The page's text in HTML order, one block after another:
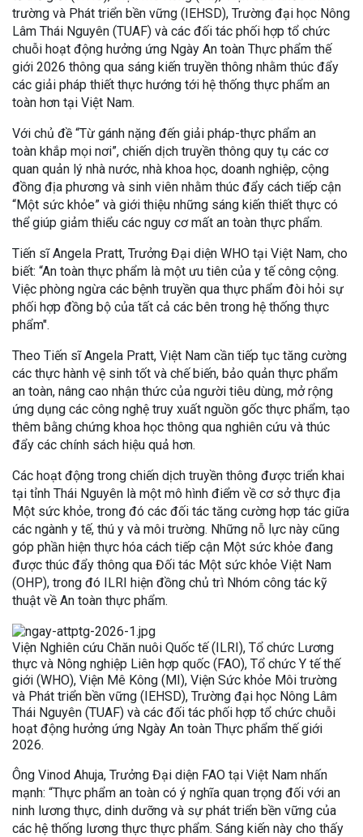
trường và Phát triển bền vững (IEHSD), Trường đại học Nông
Lâm Thái Nguyên (TUAF) và các đối tác phối hợp tổ chức
chuỗi hoạt động hưởng ứng Ngày An toàn Thực phẩm thế
giới 2026 thông qua sáng kiến truyền thông nhằm thúc đẩy
các giải pháp thiết thực hướng tới hệ thống thực phẩm an
toàn hơn tại Việt Nam.
Với chủ đề “Từ gánh nặng đến giải pháp-thực phẩm an
toàn khắp mọi nơi”, chiến dịch truyền thông quy tụ các cơ
quan quản lý nhà nước, nhà khoa học, doanh nghiệp, cộng
đồng địa phương và sinh viên nhằm thúc đẩy cách tiếp cận
“Một sức khỏe” và giới thiệu những sáng kiến thiết thực có
thể giúp giảm thiểu các nguy cơ mất an toàn thực phẩm.
Tiến sĩ Angela Pratt, Trưởng Đại diện WHO tại Việt Nam, cho
biết: “An toàn thực phẩm là một ưu tiên của y tế công cộng.
Việc phòng ngừa các bệnh truyền qua thực phẩm đòi hỏi sự
phối hợp đồng bộ của tất cả các bên trong hệ thống thực
phẩm".
Theo Tiến sĩ Angela Pratt, Việt Nam cần tiếp tục tăng cường
các thực hành vệ sinh tốt và chế biến, bảo quản thực phẩm
an toàn, nâng cao nhận thức của người tiêu dùng, mở rộng
ứng dụng các công nghệ truy xuất nguồn gốc thực phẩm, tạo
thêm bằng chứng khoa học thông qua nghiên cứu và thúc
đẩy các chính sách hiệu quả hơn.
Các hoạt động trong chiến dịch truyền thông được triển khai
tại tỉnh Thái Nguyên là một mô hình điểm về cơ sở thực địa
Một sức khỏe, trong đó các đối tác tăng cường hợp tác giữa
các ngành y tế, thú y và môi trường. Những nỗ lực này cũng
góp phần hiện thực hóa cách tiếp cận Một sức khỏe đang
được thúc đẩy thông qua Đối tác Một sức khỏe Việt Nam
(OHP), trong đó ILRI hiện đồng chủ trì Nhóm công tác kỹ
thuật về An toàn thực phẩm.
Viện Nghiên cứu Chăn nuôi Quốc tế (ILRI), Tổ chức Lương
thực và Nông nghiệp Liên hợp quốc (FAO), Tổ chức Y tế thế
giới (WHO), Viện Mê Kông (MI), Viện Sức khỏe Môi trường
và Phát triển bền vững (IEHSD), Trường đại học Nông Lâm
Thái Nguyên (TUAF) và các đối tác phối hợp tổ chức chuỗi
hoạt động hưởng ứng Ngày An toàn Thực phẩm thế giới
2026.
Ông Vinod Ahuja, Trưởng Đại diện FAO tại Việt Nam nhấn
mạnh: “Thực phẩm an toàn có ý nghĩa quan trọng đối với an
ninh lương thực, dinh dưỡng và sự phát triển bền vững của
các hệ thống lương thực thực phẩm. Sáng kiến này cho thấy